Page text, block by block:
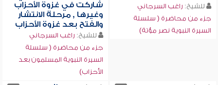
للشيخ: راغب السرجاني
جزء من محاضرة ( سلسلة
السيرة النبوية نصر مؤتة)
شاركت في غزوة الأحزاب
وغيرها , مرحلة الانتشار
والفتح بعد غزوة الأحزاب
للشيخ: راغب السرجاني
جزء من محاضرة ( سلسلة
السيرة النبوية المسلمون بعد
الأحزاب)